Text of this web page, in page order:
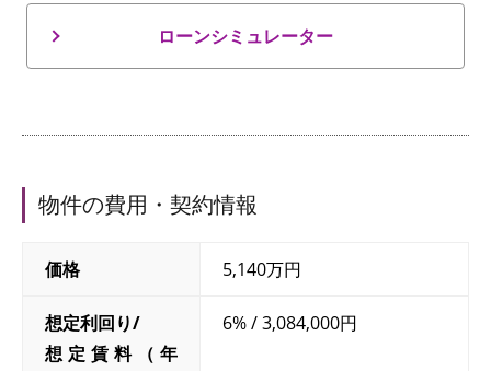
ローンシミュレーター
物件の費用・契約情報
価格 5,140万円
想定利回り/
想定賃料（年
6% / 3,084,000円